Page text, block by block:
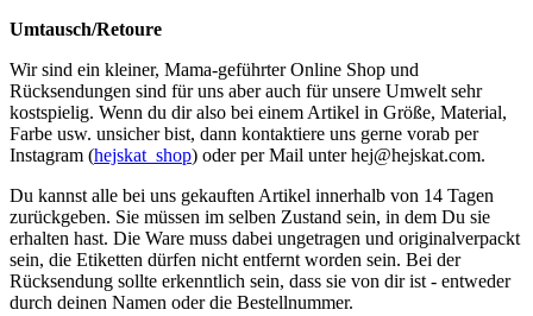
Umtausch/Retoure
Wir sind ein kleiner, Mama-geführter Online Shop und
Rücksendungen sind für uns aber auch für unsere Umwelt sehr
kostspielig. Wenn du dir also bei einem Artikel in Größe, Material,
Farbe usw. unsicher bist, dann kontaktiere uns gerne vorab per
Instagram (hejskat_shop) oder per Mail unterhej@hejskat.com.
Du kannst alle bei uns gekauften Artikel innerhalb von 14 Tagen
zurückgeben. Sie müssen im selben Zustand sein, in dem Du sie
erhalten hast. Die Ware muss dabei ungetragen und originalverpackt
sein, die Etiketten dürfen nicht entfernt worden sein. Bei der
Rücksendung sollte erkenntlich sein, dass sie von dir ist - entweder
durch deinen Namen oder die Bestellnummer.